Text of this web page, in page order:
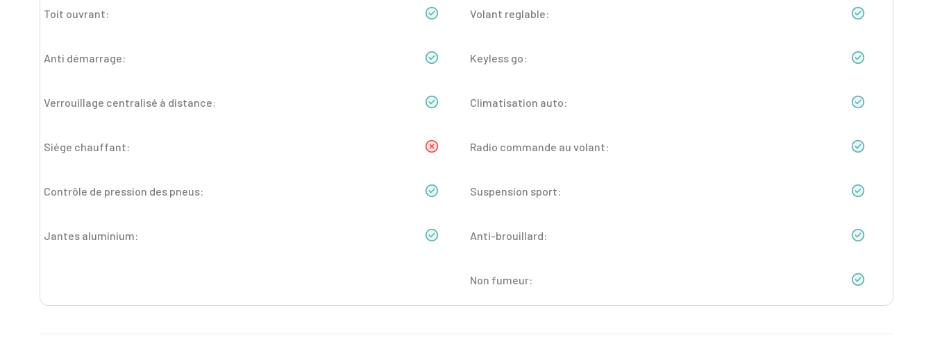
Toit ouvrant:
Anti démarrage:
Verrouillage centralisé à distance:
Siége chauffant:
Contrôle de pression des pneus:
Jantes aluminium:
Volant reglable:
Keyless go:
Climatisation auto:
Radio commande au volant:
Suspension sport:
Anti-brouillard:
Non fumeur: